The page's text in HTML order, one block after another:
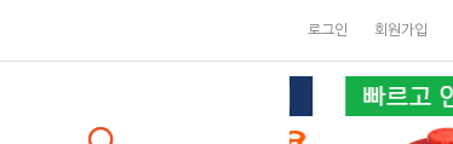
로그인 회원가입